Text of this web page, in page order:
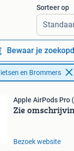
Alle afstanden…
Sorteer op
Bewaar je
en Brommers
Apple AirPods Pro
Zie
Bezoek website